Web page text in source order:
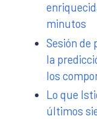
minutos
Sesión de
la
los
Lo que
últimos